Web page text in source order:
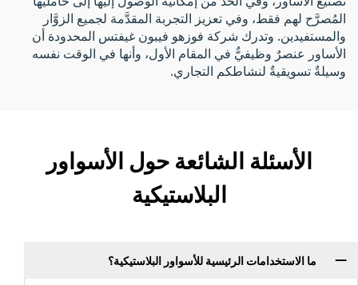
المُصرَّح لهم فقط، وفي تعزيز التجربة المقدَّمة لجميع الزوَّار
والمستفيدين. وتدرك شركة فوزهو فيبون غيفتس المحدودة أن
الأساور عنصرٌ وظيفيٌّ في المقام الأول، وأنها في الوقت نفسه
وسيلةٌ تسويقيةٌ لنشاطكم التجاري.
الأسئلة الشائعة حول الأسواور
البلاستيكية
ما الاستخدامات الرئيسية للأسواور البلاستيكية؟